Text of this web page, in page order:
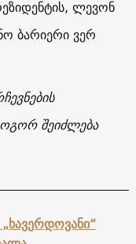
ლევონ
ბარიერი ვერ
შეიძლება